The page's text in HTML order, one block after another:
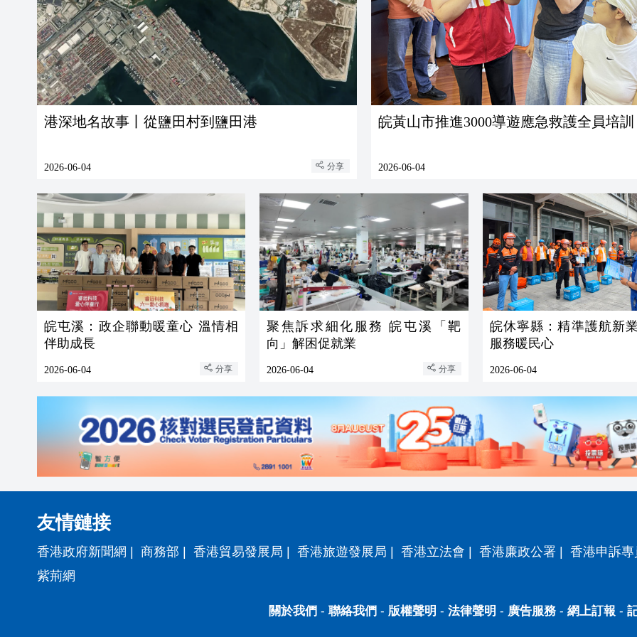
港深地名故事丨從鹽田村到鹽田港
2026-06-04 分享
皖黃山市推進3000導遊應急救護全員培訓
2026-06-04
皖屯溪：政企聯動暖童心 溫情相
伴助成長
2026-06-04 分享
聚焦訴求細化服務 皖屯溪「靶
向」解困促就業
2026-06-04 分享
皖休寧縣：精準護航新
服務暖民心
2026-06-04
友情鏈接
香港政府新聞網 | 商務部 | 香港貿易發展局 | 香港旅遊發展局 | 香港立法會 | 香港廉政公署 | 香港申訴
紫荊網
關於我們 - 聯絡我們 - 版權聲明 - 法律聲明 - 廣告服務- 網上訂報 -